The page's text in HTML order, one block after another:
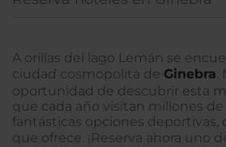
A orillas del lago Lemán se
ciudad cosmopolita de Ginebra.
oportunidad de descubrir esta
que cada año visitan millones
fantásticas opciones deportivas,
que ofrece. ¡Reserva ahora uno